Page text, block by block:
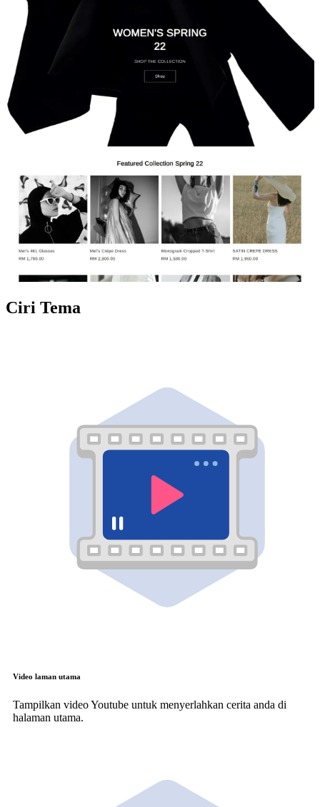
Ciri Tema
Video laman utama
Tampilkan video Youtube untuk menyerlahkan cerita anda di
halaman utama.